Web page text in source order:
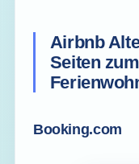
Airbnb
Seiten
Booking.com